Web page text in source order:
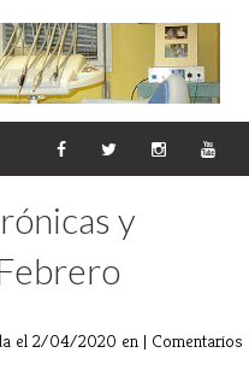
y
el 2/04/2020 en | Comentarios